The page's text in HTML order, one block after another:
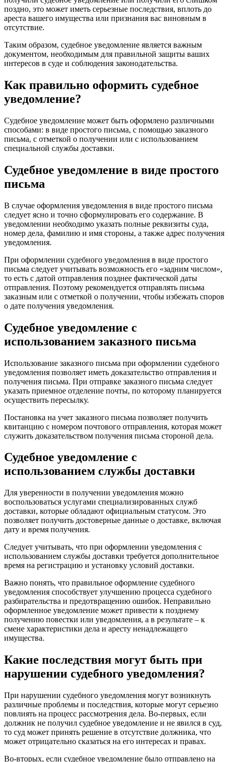
поздно, это может иметь серьезные последствия, вплоть до
ареста вашего имущества или признания вас виновным в
отсутствие.
Таким образом, судебное уведомление является важным
документом, необходимым для правильной защиты ваших
интересов в суде и соблюдения законодательства.
Как правильно оформить судебное
уведомление?
Судебное уведомление может быть оформлено различными
способами: в виде простого письма, с помощью заказного
письма, с отметкой о получении или с использованием
специальной службы доставки.
Судебное уведомление в виде простого
письма
В случае оформления уведомления в виде простого письма
следует ясно и точно сформулировать его содержание. В
уведомлении необходимо указать полные реквизиты суда,
номер дела, фамилию и имя стороны, а также адрес получения
уведомления.
При оформлении судебного уведомления в виде простого
письма следует учитывать возможность его «задним числом»,
то есть с датой отправления позднее фактической даты
отправления. Поэтому рекомендуется отправлять письма
заказным или с отметкой о получении, чтобы избежать споров
о дате получения уведомления.
Судебное уведомление с
использованием заказного письма
Использование заказного письма при оформлении судебного
уведомления позволяет иметь доказательство отправления и
получения письма. При отправке заказного письма следует
указать приемное отделение почты, по которому планируется
осуществить пересылку.
Постановка на учет заказного письма позволяет получить
квитанцию с номером почтового отправления, которая может
служить доказательством получения письма стороной дела.
Судебное уведомление с
использованием службы доставки
Для уверенности в получении уведомления можно
воспользоваться услугами специализированных служб
доставки, которые обладают официальным статусом. Это
позволяет получить достоверные данные о доставке, включая
дату и время получения.
Следует учитывать, что при оформлении уведомления с
использованием службы доставки требуется дополнительное
время на регистрацию и установку условий доставки.
Важно понять, что правильное оформление судебного
уведомления способствует улучшению процесса судебного
разбирательства и предотвращению ошибок. Неправильно
оформленное уведомление может привести к позднему
получению повестки или уведомления, а в результате – к
смене характеристики дела и аресту ненадлежащего
имущества.
Какие последствия могут быть при
нарушении судебного уведомления?
При нарушении судебного уведомления могут возникнуть
различные проблемы и последствия, которые могут серьезно
повлиять на процесс рассмотрения дела. Во-первых, если
должник не получил судебное уведомление и не явился в суд,
то суд может принять решение в отсутствие должника, что
может отрицательно сказаться на его интересах и правах.
Во-вторых, если судебное уведомление было отправлено на